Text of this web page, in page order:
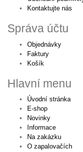
Kontaktujte nás
Správa účtu
Objednávky
Faktury
Košík
Hlavní menu
Úvodní stránka
E-shop
Novinky
Informace
Na zakázku
O zapalovačích